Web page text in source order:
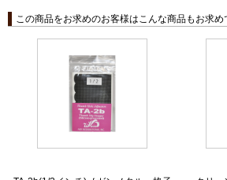
この商品をお求めのお客様はこんな商品もお求め